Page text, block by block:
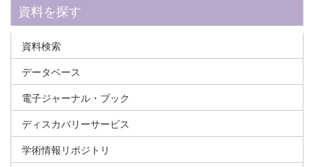
資料を探す
資料検索
データベース
電子ジャーナル・ブック
ディスカバリーサービス
学術情報リポジトリ